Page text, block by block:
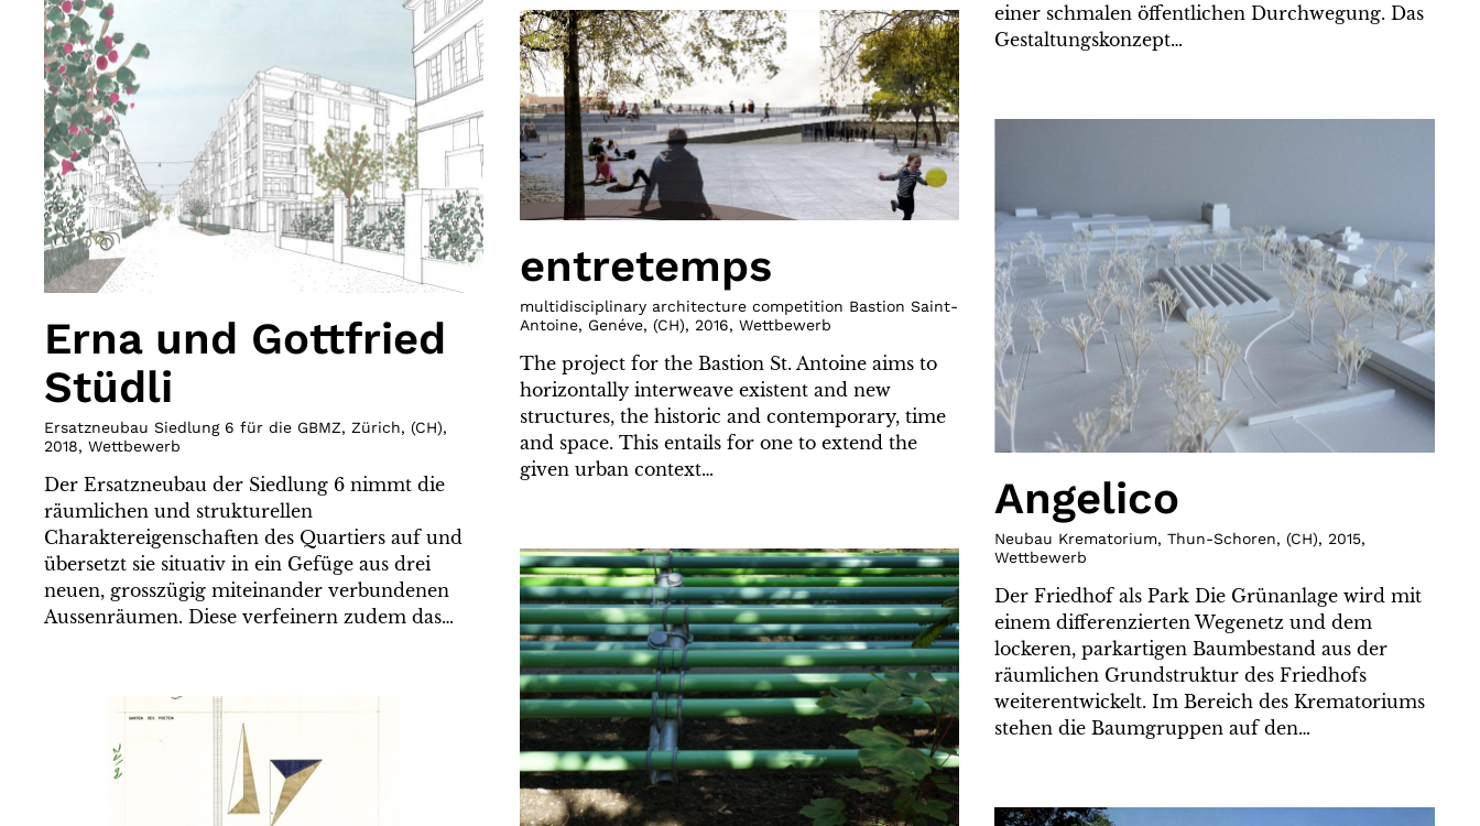
einer schmalen öffentlichen Durchwegung. Das
Gestaltungskonzept…
Erna und Gottfried
Stüdli
Ersatzneubau Siedlung 6 für die GBMZ, Zürich, (CH),
2018, Wettbewerb
Der Ersatzneubau der Siedlung 6 nimmt die
räumlichen und strukturellen
Charaktereigenschaften des Quartiers auf und
übersetzt sie situativ in ein Gefüge aus drei
neuen, grosszügig miteinander verbundenen
Aussenräumen. Diese verfeinern zudem das…
entretemps
multidisciplinary architecture competition Bastion Saint-
Antoine, Genéve, (CH), 2016, Wettbewerb
The project for the Bastion St. Antoine aims to
horizontally interweave existent and new
structures, the historic and contemporary, time
and space. This entails for one to extend the
given urban context…
Angelico
Neubau Krematorium, Thun-Schoren,(CH), 2015,
Wettbewerb
Der Friedhof als Park Die Grünanlage wird mit
einem differenzierten Wegenetz und dem
lockeren, parkartigen Baumbestand aus der
räumlichen Grundstruktur des Friedhofs
weiterentwickelt. Im Bereich des Krematoriums
stehen die Baumgruppen auf den…